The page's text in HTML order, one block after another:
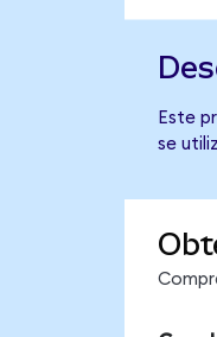
Este
se